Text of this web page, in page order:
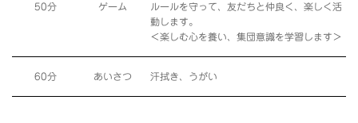
50分 ゲーム
ルールを守って、友だちと仲良く、楽しく活
動します。
＜楽しむ心を養い、集団意識を学習します＞
60分 あいさつ 汗拭き、うがい